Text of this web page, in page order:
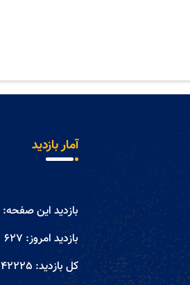
آمار بازدید
بازدید این صفحه:
بازدید امروز: 627
کل بازدید: 42225